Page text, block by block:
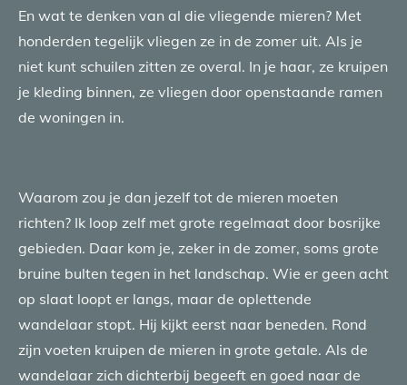
En wat te denken van al die vliegende mieren? Met
honderden tegelijk vliegen ze in de zomer uit. Als je
niet kunt schuilen zitten ze overal. In je haar, ze kruipen
je kleding binnen, ze vliegen door openstaande ramen
de woningen in.
Waarom zou je dan jezelf tot de mieren moeten
richten? Ik loop zelf met grote regelmaat door bosrijke
gebieden. Daar kom je, zeker in de zomer, soms grote
bruine bulten tegen in het landschap. Wie er geen acht
op slaat loopt er langs, maar de oplettende
wandelaar stopt. Hij kijkt eerst naar beneden. Rond
zijn voeten kruipen de mieren in grote getale. Als de
wandelaar zich dichterbij begeeft en goed naar de